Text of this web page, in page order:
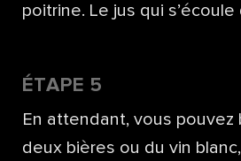
poitrine. Le jus qui
ÉTAPE 5
En attendant, vous pouvez
deux bières ou du vin